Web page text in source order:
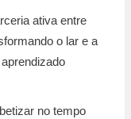
ativa entre
o lar e a
no tempo